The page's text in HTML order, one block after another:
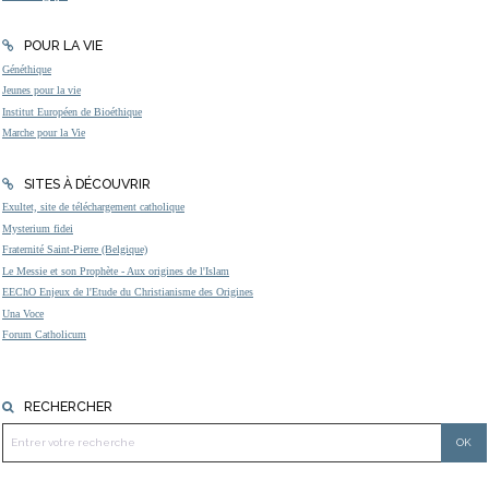
POUR LA VIE
Généthique
Jeunes pour la vie
Institut Européen de Bioéthique
Marche pour la Vie
SITES À DÉCOUVRIR
Exultet, site de téléchargement catholique
Mysterium fidei
Fraternité Saint-Pierre (Belgique)
Le Messie et son Prophète - Aux origines de l'Islam
EEChO Enjeux de l'Etude du Christianisme des Origines
Una Voce
Forum Catholicum
RECHERCHER